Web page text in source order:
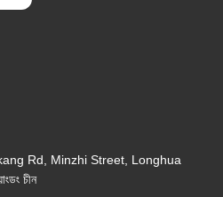
Rd, Minzhi Street, Longhua
চীন